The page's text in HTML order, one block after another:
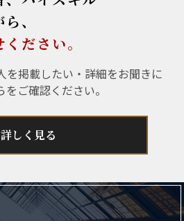
、
ださい。
を掲載したい・詳細をお聞きに
ご確認ください。
詳しく見る